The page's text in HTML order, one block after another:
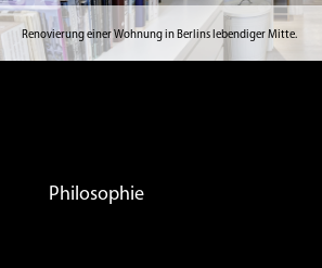
Renovierung einer Wohnung in Berlins lebendiger Mitte.
Philosophie